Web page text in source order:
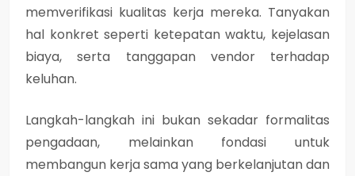
memverifikasi kualitas kerja mereka. Tanyakan
hal konkret seperti ketepatan waktu, kejelasan
biaya, serta tanggapan vendor terhadap
keluhan.
Langkah-langkah ini bukan sekadar formalitas
pengadaan, melainkan fondasi untuk
membangun kerja sama yang berkelanjutan dan